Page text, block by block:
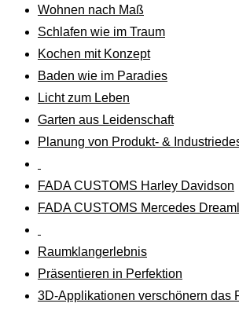
Wohnen nach Maß
Schlafen wie im Traum
Kochen mit Konzept
Baden wie im Paradies
Licht zum Leben
Garten aus Leidenschaft
Planung von Produkt- &
FADA CUSTOMS Harley Davidson
FADA CUSTOMS Mercedes
Raumklangerlebnis
Präsentieren in Perfektion
3D-Applikationen verschönern das